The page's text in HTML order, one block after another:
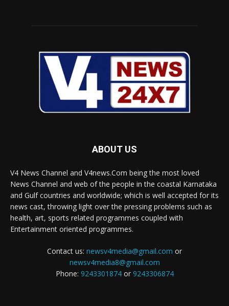
ABOUT US
V4 News Channel and V4news.Com being the most loved
News Channel and web of the people in the coastal Karnataka
and Gulf countries and worldwide; which is well accepted for its
news cast, throwing light over the pressing problems such as
health, art, sports related programmes coupled with
Entertainment oriented programmes.
Contact us: newsv4media@gmail.com or
newsv4media8@gmail.com
Phone: 9243301874or 9243306874